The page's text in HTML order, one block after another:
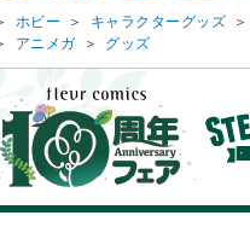
ホビー ＞ キャラクターグッズ ＞
アニメガ ＞ グッズ